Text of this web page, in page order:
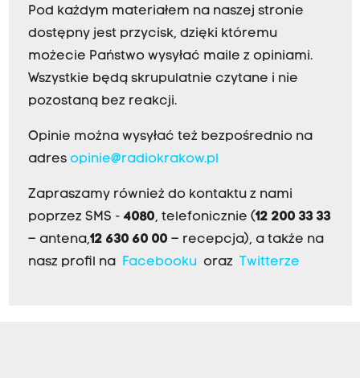
Pod każdym materiałem na naszej stronie
dostępny jest przycisk, dzięki któremu
możecie Państwo wysyłać maile z opiniami.
Wszystkie będą skrupulatnie czytane i nie
pozostaną bez reakcji.
Opinie można wysyłać też bezpośrednio na
adres opinie@radiokrakow.pl
Zapraszamy również do kontaktu z nami
poprzez SMS - 4080, telefonicznie (12 200 33 33
– antena,12 630 60 00 – recepcja), a także na
nasz profil na Facebookuoraz Twitterze